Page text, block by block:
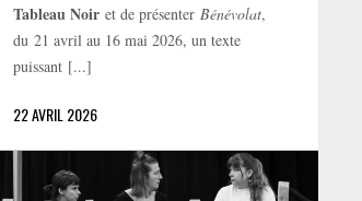
Tableau Noir et de présenterBénévolat,
du 21 avril au 16 mai 2026, un texte
puissant [...]
22 AVRIL 2026